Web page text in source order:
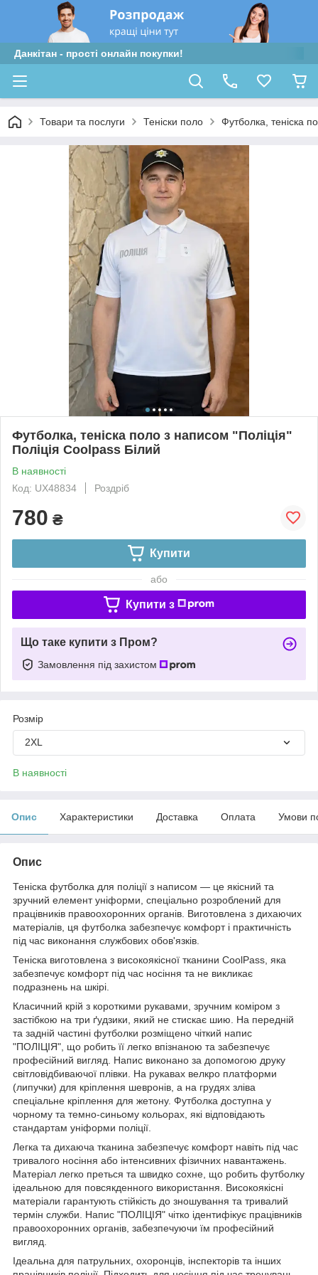
Данкітан - прості онлайн покупки!
Товари та послуги Теніски поло Футболка, теніска
Футболка, теніска поло з написом "Поліція"
Поліція Coolpass Білий
В наявності
Код: UX48834
Роздріб
780 ₴
Купити
або
Купити з
Що таке купити з Пром?
Замовлення під захистом
Розмір
2XL
В наявності
Опис Характеристики Доставка Оплата Умови
Опис
Теніска футболка для поліції з написом — це якісний та
зручний елемент уніформи, спеціально розроблений для
працівників правоохоронних органів. Виготовлена з дихаючих
матеріалів, ця футболка забезпечує комфорт і практичність
під час виконання службових обов'язків.
Теніска виготовлена з високоякісної тканини CoolPass, яка
забезпечує комфорт під час носіння та не викликає
подразнень на шкірі.
Класичний крій з короткими рукавами, зручним коміром з
застібкою на три ґудзики, який не стискає шию. На передній
та задній частині футболки розміщено чіткий напис
"ПОЛІЦІЯ", що робить її легко впізнаною та забезпечує
професійний вигляд. Напис виконано за допомогою друку
світловідбиваючої плівки. На рукавах велкро платформи
(липучки) для кріплення шевронів, а на грудях зліва
спеціальне кріплення для жетону. Футболка доступна у
чорному та темно-синьому кольорах, які відповідають
стандартам уніформи поліції.
Легка та дихаюча тканина забезпечує комфорт навіть під час
тривалого носіння або інтенсивних фізичних навантажень.
Матеріал легко преться та швидко сохне, що робить футболку
ідеальною для повсякденного використання. Високоякісні
матеріали гарантують стійкість до зношування та тривалий
термін служби. Напис "ПОЛІЦІЯ" чітко ідентифікує працівників
правоохоронних органів, забезпечуючи їм професійний
вигляд.
Ідеальна для патрульних, охоронців, інспекторів та інших